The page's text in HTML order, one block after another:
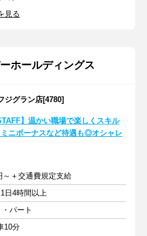
見る
ホールディングス
ジグラン店[4780]
】温かい職場で楽しくスキル
ニボーナスなど待遇も◎オシャレ
～＋交通費規定支給
日4時間以上
パート
10分